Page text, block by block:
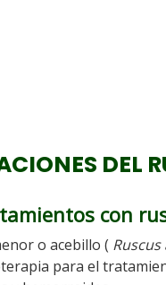
DEL
con
o acebillo (
para el